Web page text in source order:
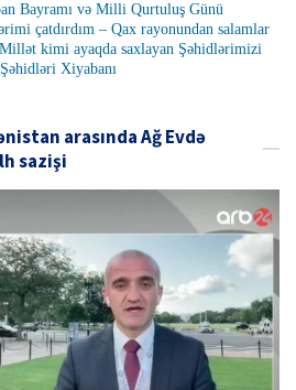
Bayramı və Milli Qurtuluş Günü
çatdırdım – Qax rayonundan salamlar
kimi ayaqda saxlayan Şəhidlərimizi
Xiyabanı
arasında Ağ Evdə
sazişi